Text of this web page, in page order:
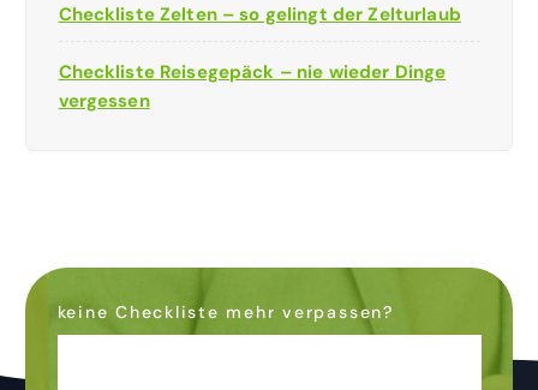
Checkliste Zelten – so gelingt der Zelturlaub
Checkliste Reisegepäck – nie wieder Dinge
vergessen
keine Checkliste mehr verpassen?